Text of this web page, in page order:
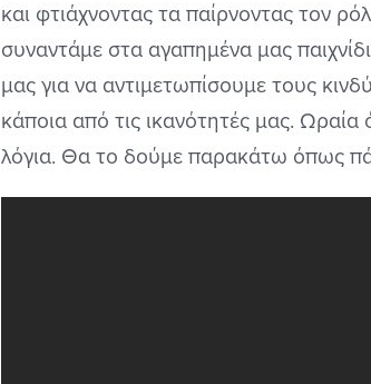
και φτιάχνοντας τα παίρνοντας τον
συναντάμε στα αγαπημένα μας
μας για να αντιμετωπίσουμε τους
κάποια από τις ικανότητές μας.
λόγια. Θα το δούμε παρακάτω όπως